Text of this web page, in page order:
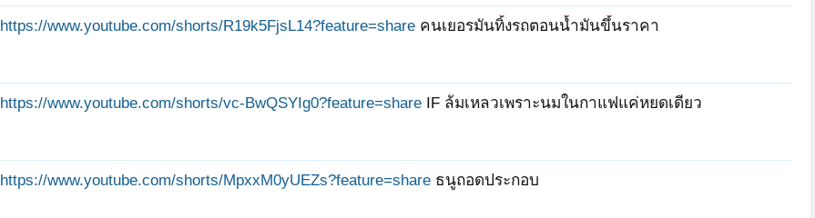
https://www.youtube.com/shorts/R19k5FjsL14?feature=share คนเยอรมันทิ้งรถตอนน้ำมันขึ้นราคา
https://www.youtube.com/shorts/vc-BwQSYIg0?feature=share IF ล้มเหลวเพราะนมในกาแฟแค่หยดเดียว
https://www.youtube.com/shorts/MpxxM0yUEZs?feature=share ธนูถอดประกอบ